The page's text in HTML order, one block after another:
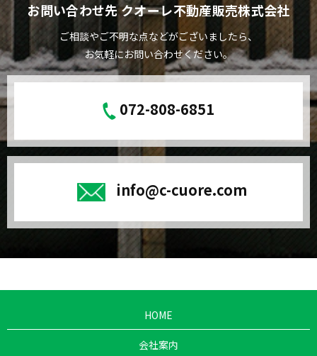
お問い合わせ先 クオーレ不動産販売株式会社
ご相談やご不明な点などがございましたら、
お気軽にお問い合わせください。
072-808-6851
info@c-cuore.com
HOME
会社案内